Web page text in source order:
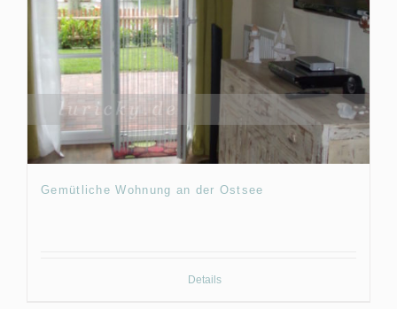
Gemütliche Wohnung an der Ostsee
Details